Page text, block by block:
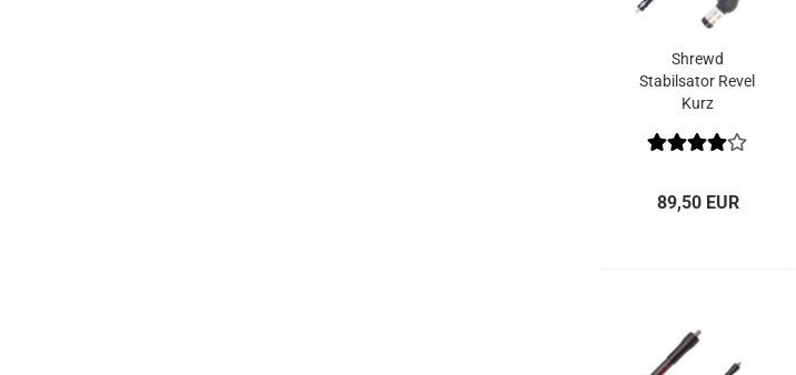
Shrewd
Stabilsator Revel
Kurz
89,50 EUR